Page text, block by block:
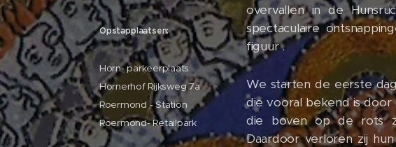
Opstapplaatsen:
Horn- parkeerplaats
Hornerhof Rijksweg 7a
Roermond - Station
Roermond- Retailpark
overvallen in de
spectaculaire
figuur .
We starten de eerste
die vooral bekend is door
die boven op de rots
Daardoor verloren zij